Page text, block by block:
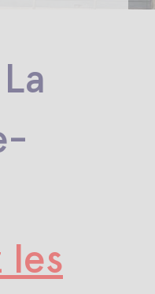
les